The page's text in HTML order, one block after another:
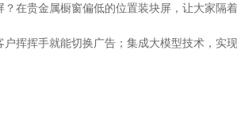
？在贵金属橱窗偏低的位置装块屏，让大家隔
户挥挥手就能切换广告；集成大模型技术，